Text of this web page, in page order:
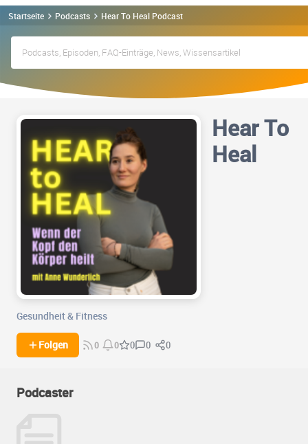
Startseite Podcasts Hear To Heal Podcast
Hear To
Heal
Gesundheit & Fitness
Folgen 0 0 0 0 0
Podcaster